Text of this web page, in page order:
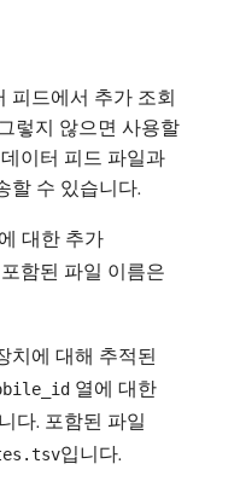
피드에서 추가 조회
렇지 않으면 사용할
이터 피드 파일과
할 수 있습니다.
대한 추가
함된 파일 이름은
치에 대해 추적된
열에 대한
다. 포함된 파일
입니다.